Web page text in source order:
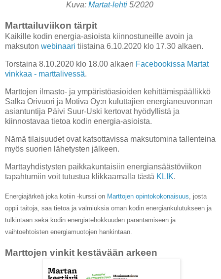
Kuva: Martat-lehti5/2020
Marttailuviikon tärpit
Kaikille kodin energia-asioista kiinnostuneille avoin ja
maksuton webinaari tiistaina 6.10.2020 klo 17.30 alkaen.
Torstaina 8.10.2020 klo 18.00 alkaen Facebookissa Martat
vinkkaa - marttalivessä.
Marttojen ilmasto- ja ympäristöasioiden kehittämispäällikkö
Salka Orivuori ja Motiva Oy:n kuluttajien energianeuvonnan
asiantuntija Päivi Suur-Uski kertovat hyödyllistä ja
kiinnostavaa tietoa kodin energia-asioista.
Nämä tilaisuudet ovat katsottavissa maksutomina tallenteina
myös suorien lähetysten jälkeen.
Marttayhdistysten paikkakuntaisiin energiansäästöviikon
tapahtumiin voit tutustua klikkaamalla tästä KLIK.
Energiajärkeä joka kotiin -kurssi on Marttojen opintokokonaisuus , josta
oppii taitoja, saa tietoa ja valmiuksia oman kodin energiankulutukseen ja
tulkintaan sekä kodin energiatehokkuuden parantamiseen ja
vaihtoehtoisten energiamuotojen hankintaan.
Marttojen vinkit kestävään arkeen